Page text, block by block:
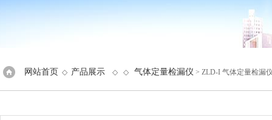
网站首页 ◇ 产品展示 ◇ ◇ 气体定量检漏仪 > ZLD-I 气体定量检漏